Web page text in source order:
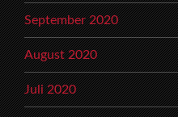
September 2020
August 2020
Juli 2020